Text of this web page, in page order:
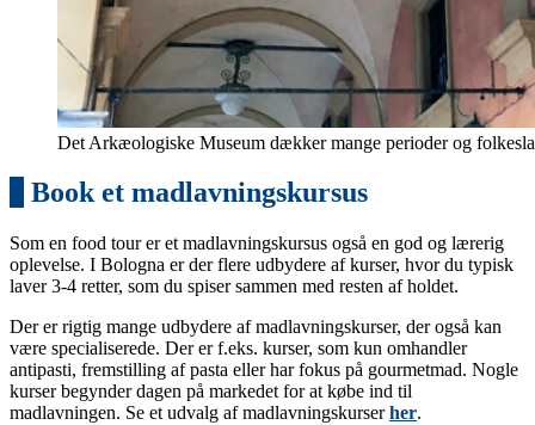
Det Arkæologiske Museum dækker mange perioder og
Book et madlavningskursus
Som en food tour er et madlavningskursus også en god og lærerig
oplevelse. I Bologna er der flere udbydere af kurser, hvor du typisk
laver 3-4 retter, som du spiser sammen med resten af holdet.
Der er rigtig mange udbydere af madlavningskurser, der også kan
være specialiserede. Der er f.eks. kurser, som kun omhandler
antipasti, fremstilling af pasta eller har fokus på gourmetmad. Nogle
kurser begynder dagen på markedet for at købe ind til
madlavningen. Se et udvalg af madlavningskurserher.